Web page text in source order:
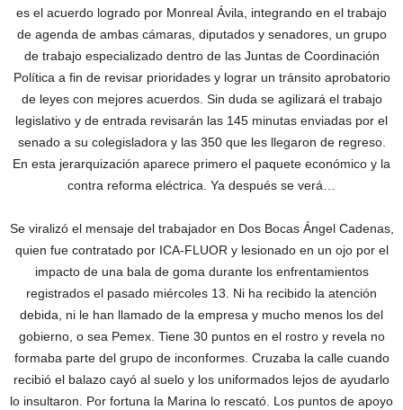
es el acuerdo logrado por Monreal Ávila, integrando en el trabajo
de agenda de ambas cámaras, diputados y senadores, un grupo
de trabajo especializado dentro de las Juntas de Coordinación
Política a fin de revisar prioridades y lograr un tránsito aprobatorio
de leyes con mejores acuerdos. Sin duda se agilizará el trabajo
legislativo y de entrada revisarán las 145 minutas enviadas por el
senado a su colegisladora y las 350 que les llegaron de regreso.
En esta jerarquización aparece primero el paquete económico y la
contra reforma eléctrica. Ya después se verá…
Se viralizó el mensaje del trabajador en Dos Bocas Ángel Cadenas,
quien fue contratado por ICA-FLUOR y lesionado en un ojo por el
impacto de una bala de goma durante los enfrentamientos
registrados el pasado miércoles 13. Ni ha recibido la atención
debida, ni le han llamado de la empresa y mucho menos los del
gobierno, o sea Pemex. Tiene 30 puntos en el rostro y revela no
formaba parte del grupo de inconformes. Cruzaba la calle cuando
recibió el balazo cayó al suelo y los uniformados lejos de ayudarlo
lo insultaron. Por fortuna la Marina lo rescató. Los puntos de apoyo